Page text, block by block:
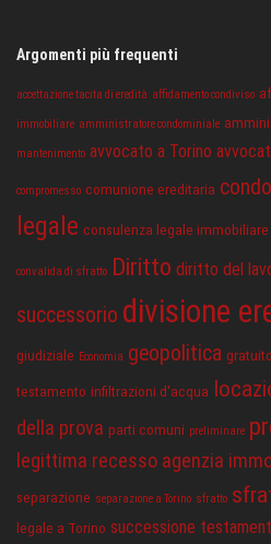
Argomenti più frequenti
accettazione tacita di eredità affidamento condiviso
immobiliare amministratore condominiale
mantenimento avvocato a Torino
compromesso comunione ereditaria
legale consulenza legale immobiliare
convalida di sfratto Diritto diritto del
successorio divisione
giudiziale Economia geopolitica
testamento infiltrazioni d'acqua
della prova parti comuni preliminare
legittima recesso agenzia
separazione separazione a Torino sfratto
legale a Torino successione